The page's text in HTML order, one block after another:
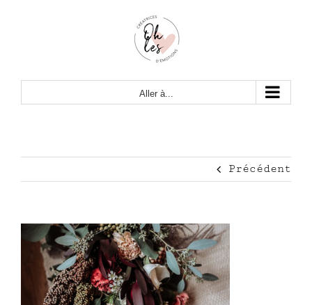
Aller à...
Précédent